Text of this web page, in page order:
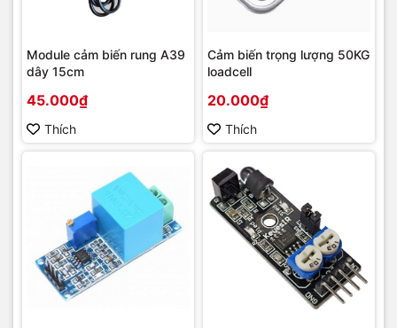
Module cảm biến rung A39
dây 15cm
45.000₫
Thích
Cảm biến trọng lượng 50KG
loadcell
20.000₫
Thích